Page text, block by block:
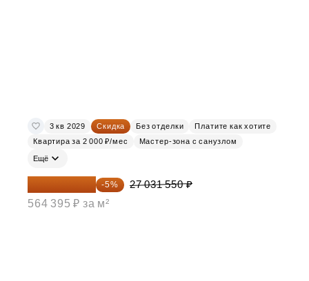
3 кв 2029 Скидка Без отделки
Платите как хотите
Квартира за 2 000 ₽/мес
Мастер-зона с санузлом
Ещё
25 679 973 ₽ -5%
27 031 550 ₽
564 395 ₽ за м²